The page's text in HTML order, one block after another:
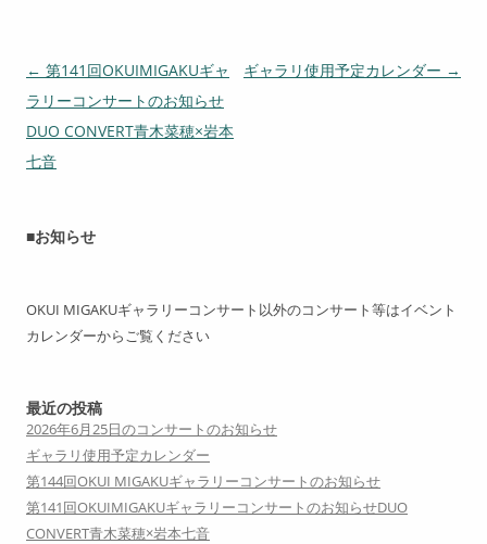
投
稿
ナ
ビ
ン
← 第141回OKUIMIGAKUギャ
ラリーコンサートのお知らせ
DUO CONVERT青木菜穂×岩本
七音
ギャラリ使用予定カレンダー →
■お知らせ
OKUI MIGAKUギャラリーコンサート以外のコンサート等はイベント
カレンダーからご覧ください
最近の投稿
2026年6月25日のコンサートのお知らせ
ギャラリ使用予定カレンダー
第144回OKUI MIGAKUギャラリーコンサートのお知らせ
第141回OKUIMIGAKUギャラリーコンサートのお知らせDUO
CONVERT青木菜穂×岩本七音